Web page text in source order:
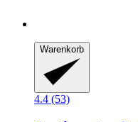
Warenkorb
4.4 (53)